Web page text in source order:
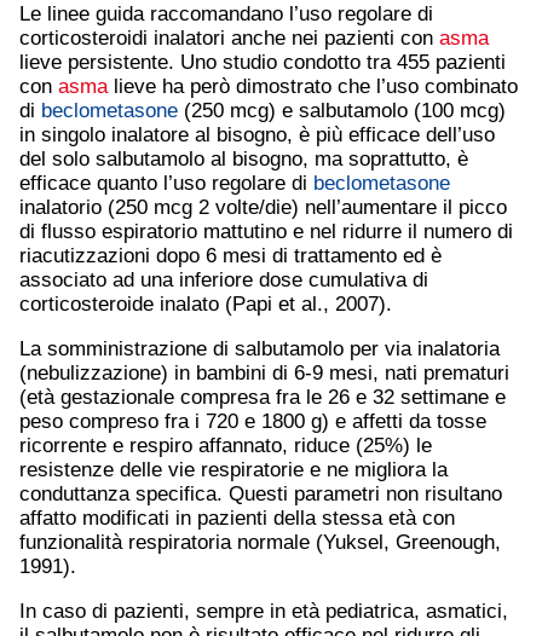
Le linee guida raccomandano l’uso regolare di
corticosteroidi inalatori anche nei pazienti con asma
lieve persistente. Uno studio condotto tra 455 pazienti
con asmalieve ha però dimostrato che l’uso combinato
di beclometasone (250 mcg) e salbutamolo (100 mcg)
in singolo inalatore al bisogno, è più efficace dell’uso
del solo salbutamolo al bisogno, ma soprattutto, è
efficace quanto l’uso regolare di beclometasone
inalatorio (250 mcg 2 volte/die) nell’aumentare il picco
di flusso espiratorio mattutino e nel ridurre il numero di
riacutizzazioni dopo 6 mesi di trattamento ed è
associato ad una inferiore dose cumulativa di
corticosteroide inalato (Papi et al., 2007).
La somministrazione di salbutamolo per via inalatoria
(nebulizzazione) in bambini di 6-9 mesi, nati prematuri
(età gestazionale compresa fra le 26 e 32 settimane e
peso compreso fra i 720 e 1800 g) e affetti da tosse
ricorrente e respiro affannato, riduce (25%) le
resistenze delle vie respiratorie e ne migliora la
conduttanza specifica. Questi parametri non risultano
affatto modificati in pazienti della stessa età con
funzionalità respiratoria normale (Yuksel, Greenough,
1991).
In caso di pazienti, sempre in età pediatrica, asmatici,